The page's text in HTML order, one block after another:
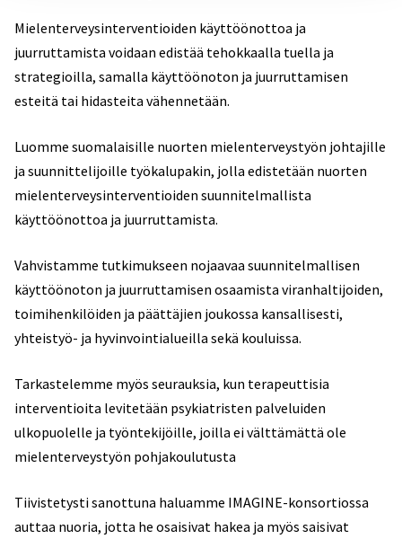
Mielenterveysinterventioiden käyttöönottoa ja
juurruttamista voidaan edistää tehokkaalla tuella ja
strategioilla, samalla käyttöönoton ja juurruttamisen
esteitä tai hidasteita vähennetään.
Luomme suomalaisille nuorten mielenterveystyön johtajille
ja suunnittelijoille työkalupakin, jolla edistetään nuorten
mielenterveysinterventioiden suunnitelmallista
käyttöönottoa ja juurruttamista.
Vahvistamme tutkimukseen nojaavaa suunnitelmallisen
käyttöönoton ja juurruttamisen osaamista viranhaltijoiden,
toimihenkilöiden ja päättäjien joukossa kansallisesti,
yhteistyö- ja hyvinvointialueilla sekä kouluissa.
Tarkastelemme myös seurauksia, kun terapeuttisia
interventioita levitetään psykiatristen palveluiden
ulkopuolelle ja työntekijöille, joilla ei välttämättä ole
mielenterveystyön pohjakoulutusta
Tiivistetysti sanottuna haluamme IMAGINE-konsortiossa
auttaa nuoria, jotta he osaisivat hakea ja myös saisivat